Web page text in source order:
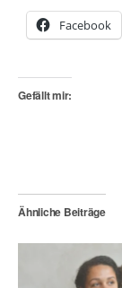
Facebook
Gefällt mir:
Ähnliche Beiträge